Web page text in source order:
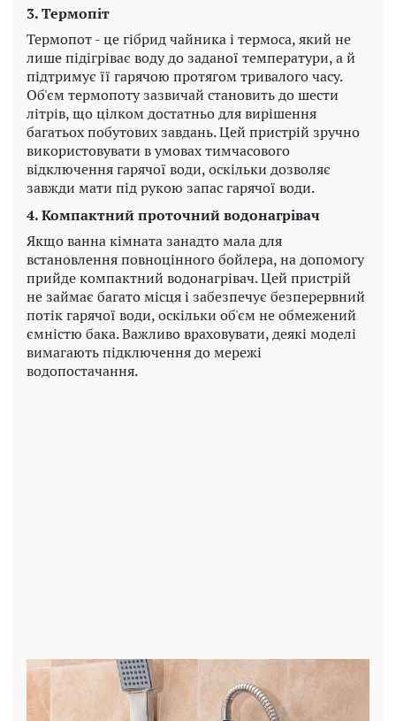
3. Термопіт
Термопот - це гібрид чайника і термоса, який не
лише підігріває воду до заданої температури, а й
підтримує її гарячою протягом тривалого часу.
Об'єм термопоту зазвичай становить до шести
літрів, що цілком достатньо для вирішення
багатьох побутових завдань. Цей пристрій зручно
використовувати в умовах тимчасового
відключення гарячої води, оскільки дозволяє
завжди мати під рукою запас гарячої води.
4. Компактний проточний водонагрівач
Якщо ванна кімната занадто мала для
встановлення повноцінного бойлера, на допомогу
прийде компактний водонагрівач. Цей пристрій
не займає багато місця і забезпечує безперервний
потік гарячої води, оскільки об'єм не обмежений
ємністю бака. Важливо враховувати, деякі моделі
вимагають підключення до мережі
водопостачання.